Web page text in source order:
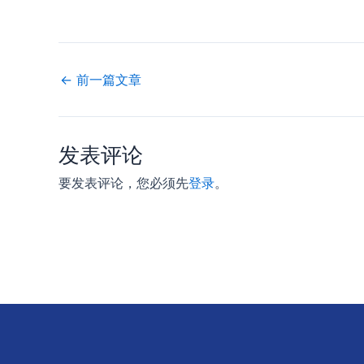
← 前一篇文章
发表评论
要发表评论，您必须先登录。